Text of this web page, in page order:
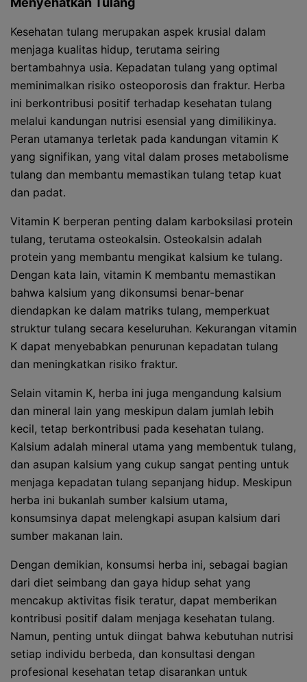
Kesehatan tulang merupakan aspek krusial dalam
menjaga kualitas hidup, terutama seiring
bertambahnya usia. Kepadatan tulang yang optimal
meminimalkan risiko osteoporosis dan fraktur. Herba
ini berkontribusi positif terhadap kesehatan tulang
melalui kandungan nutrisi esensial yang dimilikinya.
Peran utamanya terletak pada kandungan vitamin K
yang signifikan, yang vital dalam proses metabolisme
tulang dan membantu memastikan tulang tetap kuat
dan padat.
Vitamin K berperan penting dalam karboksilasi protein
tulang, terutama osteokalsin. Osteokalsin adalah
protein yang membantu mengikat kalsium ke tulang.
Dengan kata lain, vitamin K membantu memastikan
bahwa kalsium yang dikonsumsi benar-benar
diendapkan ke dalam matriks tulang, memperkuat
struktur tulang secara keseluruhan. Kekurangan vitamin
K dapat menyebabkan penurunan kepadatan tulang
dan meningkatkan risiko fraktur.
Selain vitamin K, herba ini juga mengandung kalsium
dan mineral lain yang meskipun dalam jumlah lebih
kecil, tetap berkontribusi pada kesehatan tulang.
Kalsium adalah mineral utama yang membentuk tulang,
dan asupan kalsium yang cukup sangat penting untuk
menjaga kepadatan tulang sepanjang hidup. Meskipun
herba ini bukanlah sumber kalsium utama,
konsumsinya dapat melengkapi asupan kalsium dari
sumber makanan lain.
Dengan demikian, konsumsi herba ini, sebagai bagian
dari diet seimbang dan gaya hidup sehat yang
mencakup aktivitas fisik teratur, dapat memberikan
kontribusi positif dalam menjaga kesehatan tulang.
Namun, penting untuk diingat bahwa kebutuhan nutrisi
setiap individu berbeda, dan konsultasi dengan
profesional kesehatan tetap disarankan untuk